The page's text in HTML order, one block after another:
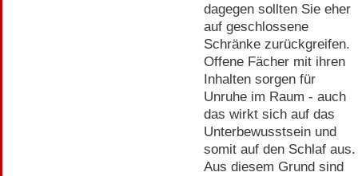
dagegen sollten Sie eher
auf geschlossene
Schränke zurückgreifen.
Offene Fächer mit ihren
Inhalten sorgen für
Unruhe im Raum - auch
das wirkt sich auf das
Unterbewusstsein und
somit auf den Schlaf aus.
Aus diesem Grund sind